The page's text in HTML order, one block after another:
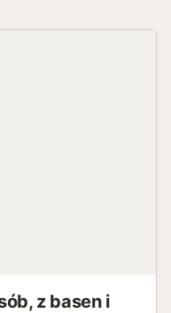
z basen i